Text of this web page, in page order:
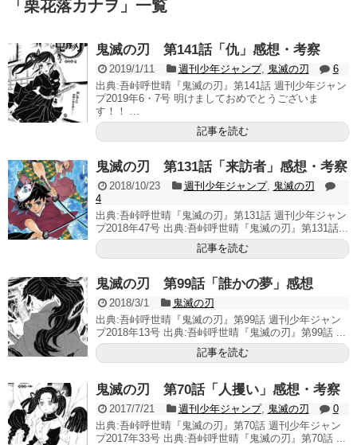
「 栗花落カナヲ 」 一覧
鬼滅の刃 第141話「仇」感想・考察
2019/1/11 週刊少年ジャンプ, 鬼滅の刃
6
出典:吾峠呼世晴『鬼滅の刃』第141話 週刊少年ジャン
プ2019年6・7号 明けましておめでとうございま
す！！ ...
記事を読む
鬼滅の刃 第131話「来訪者」感想・考察
2018/10/23 週刊少年ジャンプ, 鬼滅の刃
4
出典:吾峠呼世晴『鬼滅の刃』第131話 週刊少年ジャン
プ2018年47号 出典:吾峠呼世晴『鬼滅の刃』第131話...
記事を読む
鬼滅の刃 第99話「誰かの夢」感想
2018/3/1
鬼滅の刃
出典:吾峠呼世晴『鬼滅の刃』第99話 週刊少年ジャン
プ2018年13号 出典:吾峠呼世晴『鬼滅の刃』第99話 ...
記事を読む
鬼滅の刃 第70話「人攫い」感想・考察
2017/7/21 週刊少年ジャンプ, 鬼滅の刃
0
出典:吾峠呼世晴『鬼滅の刃』第70話 週刊少年ジャン
プ2017年33号 出典:吾峠呼世晴『鬼滅の刃』第70話 ...